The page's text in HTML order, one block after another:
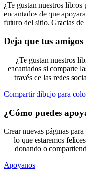
¿Te gustan nuestros libros
encantados de que
futuro del sitio. Gracias de
Deja que tus amigos
¿Te gustan nuestros
encantados si comparte
través de las redes
Compartir dibujo para
¿Cómo puedes
Crear nuevas páginas
lo que estaremos
donando o
Apoyanos